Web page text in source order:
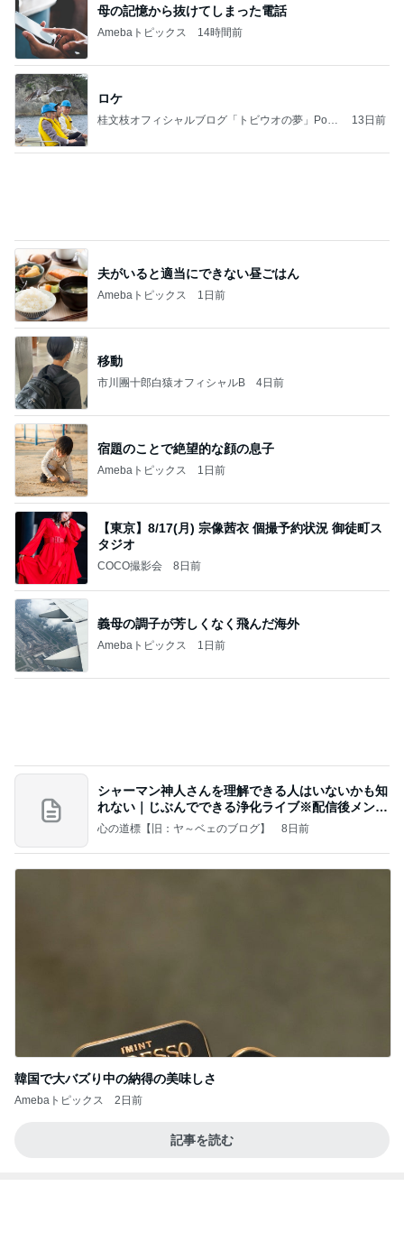
母の記憶から抜けてしまった電話
Amebaトピックス 14時間前
ロケ
桂文枝オフィシャルブログ「トビウオの夢」Pow
13日前
夫がいると適当にできない昼ごはん
Amebaトピックス 1日前
移動
市川團十郎白猿オフィシャルB 4日前
宿題のことで絶望的な顔の息子
Amebaトピックス 1日前
【東京】8/17(月) 宗像茜衣 個撮予約状況 御徒町ス
タジオ
COCO撮影会 8日前
義母の調子が芳しくなく飛んだ海外
Amebaトピックス 1日前
シャーマン神人さんを理解できる人はいないかも知
れない｜じぶんでできる浄化ライブ※配信後メンバ
ー限
心の道標【旧：ヤ～ベェのブログ】 8日前
韓国で大バズり中の納得の美味しさ
Amebaトピックス 2日前
記事を読む